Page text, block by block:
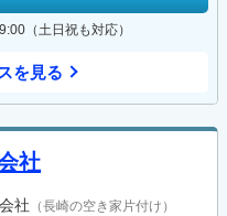
（土日祝も対応）
を見る
社
社 （長崎の空き家片付け）